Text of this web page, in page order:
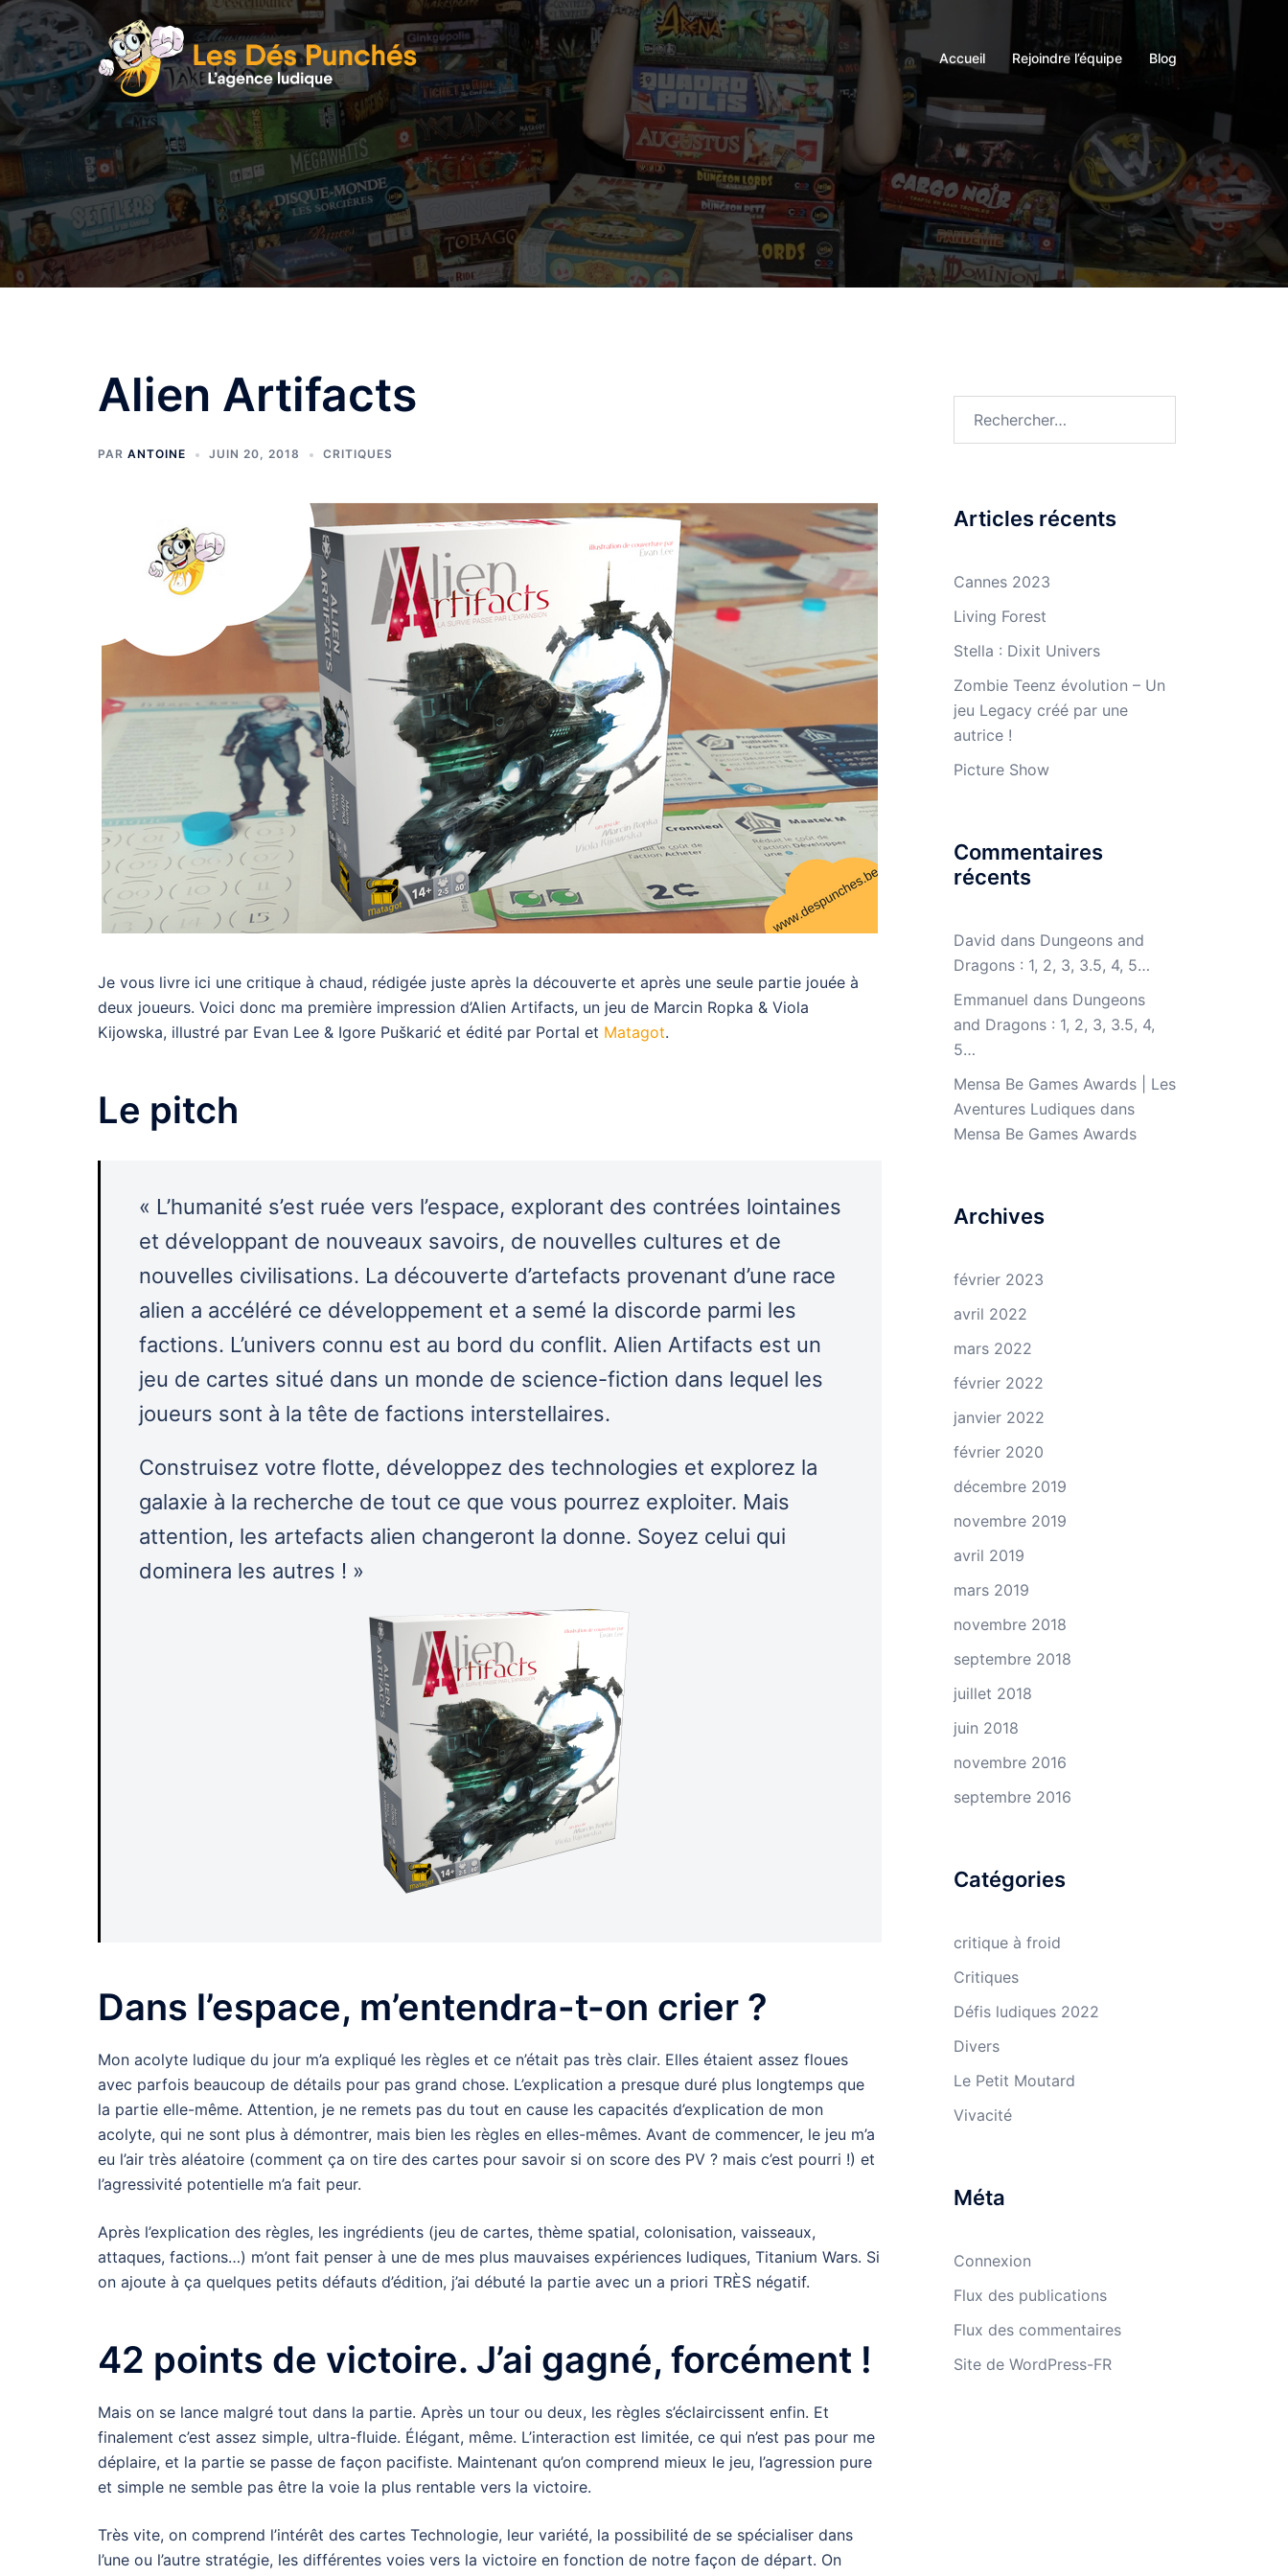
Aller
au
contenu
Accueil Rejoindre l’équipe Blog
Alien Artifacts
PAR ANTOINE JUIN 20, 2018 CRITIQUES
Je vous livre ici une critique à chaud, rédigée juste après la découverte et après une seule partie jouée à
deux joueurs. Voici donc ma première impression d’Alien Artifacts, un jeu de Marcin Ropka & Viola
Kijowska, illustré par Evan Lee & Igore Puškarić et édité par Portal et Matagot.
Le pitch
« L’humanité s’est ruée vers l’espace, explorant des contrées lointaines
et développant de nouveaux savoirs, de nouvelles cultures et de
nouvelles civilisations. La découverte d’artefacts provenant d’une race
alien a accéléré ce développement et a semé la discorde parmi les
factions. L’univers connu est au bord du conflit. Alien Artifacts est un
jeu de cartes situé dans un monde de science-fiction dans lequel les
joueurs sont à la tête de factions interstellaires.
Construisez votre flotte, développez des technologies et explorez la
galaxie à la recherche de tout ce que vous pourrez exploiter. Mais
attention, les artefacts alien changeront la donne. Soyez celui qui
dominera les autres ! »
Dans l’espace, m’entendra-t-on crier ?
Mon acolyte ludique du jour m’a expliqué les règles et ce n’était pas très clair. Elles étaient assez floues
avec parfois beaucoup de détails pour pas grand chose. L’explication a presque duré plus longtemps que
la partie elle-même. Attention, je ne remets pas du tout en cause les capacités d’explication de mon
acolyte, qui ne sont plus à démontrer, mais bien les règles en elles-mêmes. Avant de commencer, le jeu m’a
eu l’air très aléatoire (comment ça on tire des cartes pour savoir si on score des PV ? mais c’est pourri !) et
l’agressivité potentielle m’a fait peur.
Après l’explication des règles, les ingrédients (jeu de cartes, thème spatial, colonisation, vaisseaux,
attaques, factions…) m’ont fait penser à une de mes plus mauvaises expériences ludiques, Titanium Wars. Si
on ajoute à ça quelques petits défauts d’édition, j’ai débuté la partie avec un a priori TRÈS négatif.
42 points de victoire. J’ai gagné, forcément !
Mais on se lance malgré tout dans la partie. Après un tour ou deux, les règles s’éclaircissent enfin. Et
finalement c’est assez simple, ultra-fluide. Élégant, même. L’interaction est limitée, ce qui n’est pas pour me
déplaire, et la partie se passe de façon pacifiste. Maintenant qu’on comprend mieux le jeu, l’agression pure
et simple ne semble pas être la voie la plus rentable vers la victoire.
Très vite, on comprend l’intérêt des cartes Technologie, leur variété, la possibilité de se spécialiser dans
l’une ou l’autre stratégie, les différentes voies vers la victoire en fonction de notre façon de départ. On
Articles récents
Cannes 2023
Living Forest
Stella : Dixit Univers
Zombie Teenz évolution – Un
jeu Legacy créé par une
autrice !
Picture Show
Commentaires
récents
David dans Dungeons and
Dragons : 1, 2, 3, 3.5, 4, 5…
Emmanuel dans Dungeons
and Dragons : 1, 2, 3, 3.5, 4,
5…
Mensa Be Games Awards | Les
Aventures Ludiquesdans
Mensa Be Games Awards
Archives
février 2023
avril 2022
mars 2022
février 2022
janvier 2022
février 2020
décembre 2019
novembre 2019
avril 2019
mars 2019
novembre 2018
septembre 2018
juillet 2018
juin 2018
novembre 2016
septembre 2016
Catégories
critique à froid
Critiques
Défis ludiques 2022
Divers
Le Petit Moutard
Vivacité
Méta
Connexion
Flux des publications
Flux des commentaires
Site de WordPress-FR